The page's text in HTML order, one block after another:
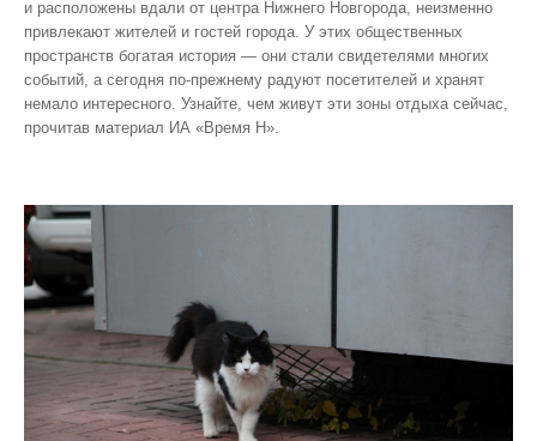
и расположены вдали от центра Нижнего Новгорода, неизменно
привлекают жителей и гостей города. У этих общественных
пространств богатая история — они стали свидетелями многих
событий, а сегодня по‑прежнему радуют посетителей и хранят
немало интересного. Узнайте, чем живут эти зоны отдыха сейчас,
прочитав материал ИА «Время Н».